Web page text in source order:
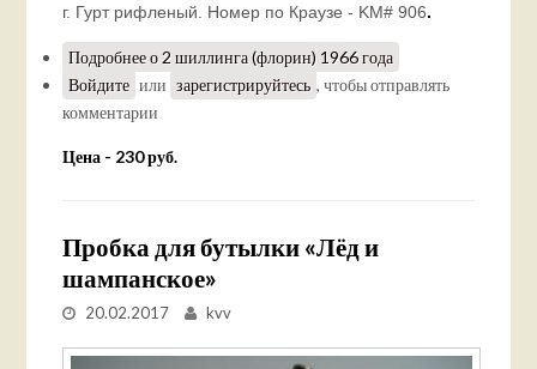
г. Гурт рифленый. Номер по Краузе - KM# 906.
Подробнеео 2 шиллинга (флорин) 1966 года
Войдите или зарегистрируйтесь , чтобы отправлять
комментарии
Цена - 230 руб.
Пробка для бутылки «Лёд и
шампанское»
20.02.2017 kvv